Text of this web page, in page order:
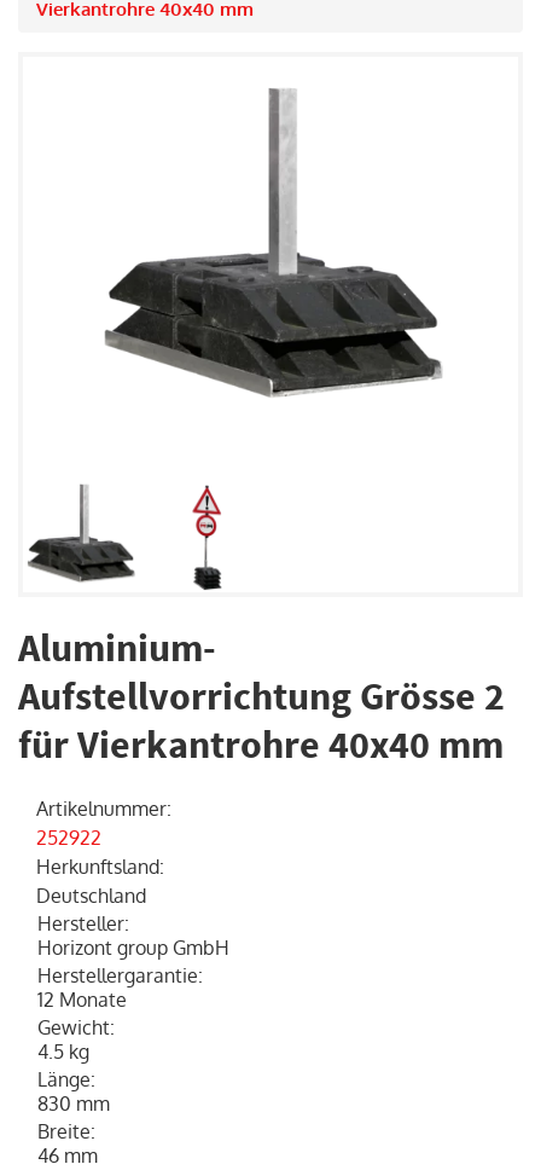
Vierkantrohre 40x40 mm
Aluminium-
Aufstellvorrichtung Grösse 2
für Vierkantrohre 40x40 mm
Artikelnummer:
252922
Herkunftsland:
Deutschland
Hersteller:
Horizont group GmbH
Herstellergarantie:
12 Monate
Gewicht:
4.5 kg
Länge:
830 mm
Breite:
46 mm